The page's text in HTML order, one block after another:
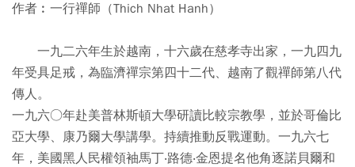
作者︰一行禪師（Thich Nhat Hanh）
一九二六年生於越南，十六歲在慈孝寺出家，一九四九
年受具足戒，為臨濟禪宗第四十二代、越南了觀禪師第八代
傳人。
一九六○年赴美普林斯頓大學研讀比較宗教學，並於哥倫比
亞大學、康乃爾大學講學。持續推動反戰運動。一九六七
年，美國黑人民權領袖馬丁‧路德‧金恩提名他角逐諾貝爾和